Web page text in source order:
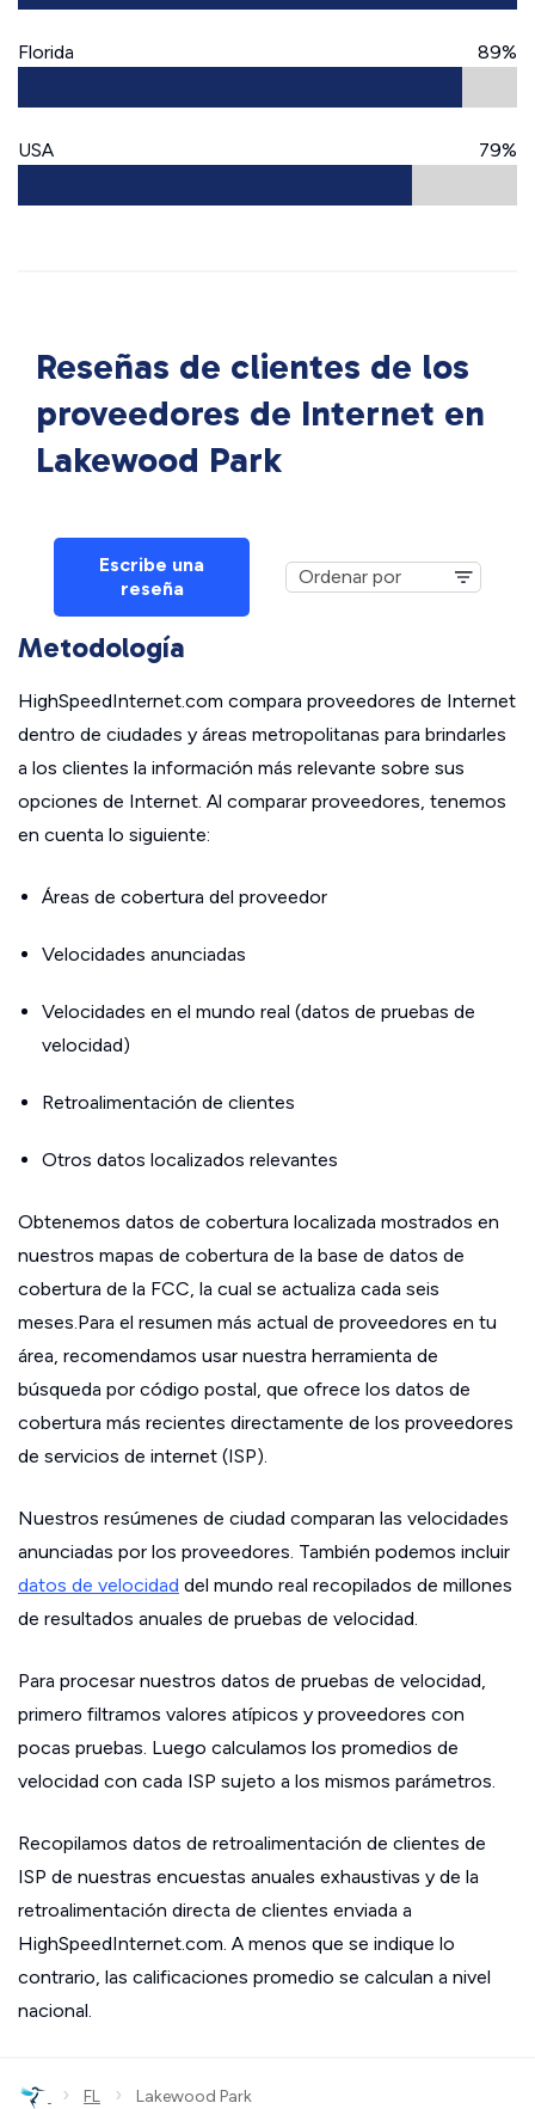
Florida 89%
USA 79%
Reseñas de clientes de los
proveedores de Internet en
Lakewood Park
Escribe una
reseña
Metodología
HighSpeedInternet.com compara proveedores de Internet
dentro de ciudades y áreas metropolitanas para brindarles
a los clientes la información más relevante sobre sus
opciones de Internet. Al comparar proveedores, tenemos
en cuenta lo siguiente:
Áreas de cobertura del proveedor
Velocidades anunciadas
Velocidades en el mundo real (datos de pruebas de
velocidad)
Retroalimentación de clientes
Otros datos localizados relevantes
Obtenemos datos de cobertura localizada mostrados en
nuestros mapas de cobertura de la base de datos de
cobertura de la FCC, la cual se actualiza cada seis
meses.Para el resumen más actual de proveedores en tu
área, recomendamos usar nuestra herramienta de
búsqueda por código postal, que ofrece los datos de
cobertura más recientes directamente de los proveedores
de servicios de internet (ISP).
Nuestros resúmenes de ciudad comparan las velocidades
anunciadas por los proveedores. También podemos incluir
datos de velocidad del mundo real recopilados de millones
de resultados anuales de pruebas de velocidad.
Para procesar nuestros datos de pruebas de velocidad,
primero filtramos valores atípicos y proveedores con
pocas pruebas. Luego calculamos los promedios de
velocidad con cada ISP sujeto a los mismos parámetros.
Recopilamos datos de retroalimentación de clientes de
ISP de nuestras encuestas anuales exhaustivas y de la
retroalimentación directa de clientes enviada a
HighSpeedInternet.com. A menos que se indique lo
contrario, las calificaciones promedio se calculan a nivel
nacional.
› FL › Lakewood Park